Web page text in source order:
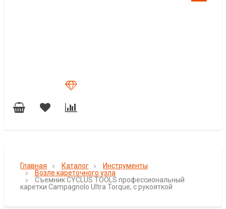
Главная Каталог
Инструменты
Возле кареточного узла
Съемник CYCLUS TOOLS профессиональный
каретки Campagnolo Ultra Torque, с рукояткой